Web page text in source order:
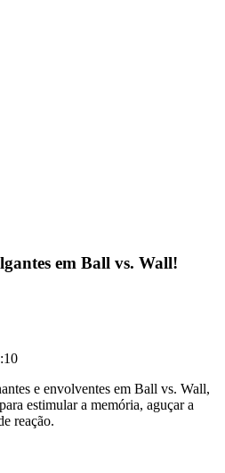
em Ball vs. Wall!
e envolventes em Ball vs. Wall,
estimular a memória, aguçar a
reação.